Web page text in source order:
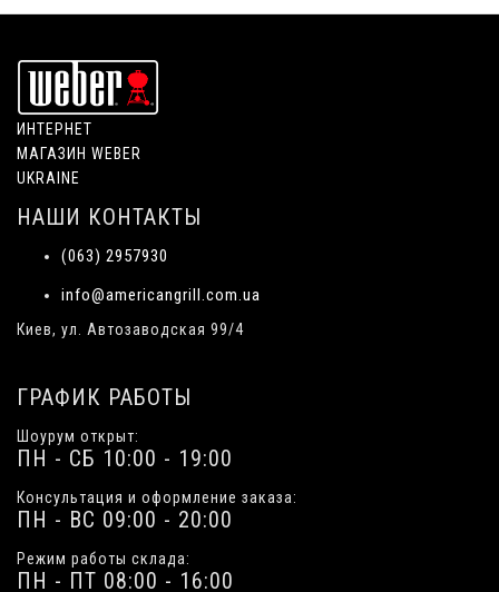
ИНТЕРНЕТ
МАГАЗИН WEBER
UKRAINE
НАШИ КОНТАКТЫ
(063) 2957930
info@americangrill.com.ua
Киев, ул. Автозаводская 99/4
ГРАФИК РАБОТЫ
Шоурум открыт:
ПН - СБ 10:00 - 19:00
Консультация и оформление заказа:
ПН - ВС 09:00 - 20:00
Режим работы склада:
ПН - ПТ 08:00 - 16:00